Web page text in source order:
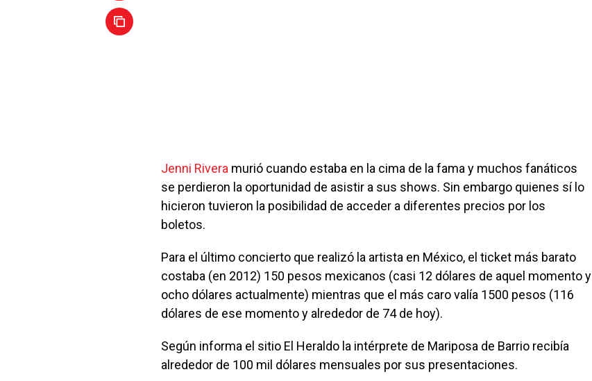
Jenni Rivera murió cuando estaba en la cima de la fama y muchos fanáticos
se perdieron la oportunidad de asistir a sus shows. Sin embargo quienes sí lo
hicieron tuvieron la posibilidad de acceder a diferentes precios por los
boletos.
Para el último concierto que realizó la artista en México, el ticket más barato
costaba (en 2012) 150 pesos mexicanos (casi 12 dólares de aquel momento y
ocho dólares actualmente) mientras que el más caro valía 1500 pesos (116
dólares de ese momento y alrededor de 74 de hoy).
Según informa el sitio El Heraldo la intérprete de Mariposa de Barrio recibía
alrededor de 100 mil dólares mensuales por sus presentaciones.